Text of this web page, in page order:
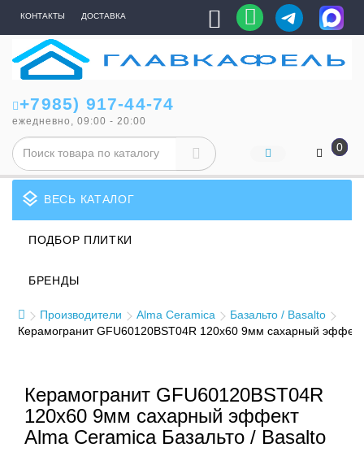
КОНТАКТЫ ДОСТАВКА
+7985) 917-44-74
ежедневно, 09:00 - 20:00
0
layers ВЕСЬ КАТАЛОГ
ПОДБОР ПЛИТКИ
БРЕНДЫ
Производители Alma Ceramica
Базальто / Basalto
Керамогранит GFU60120BST04R 120x60 9мм сахарный
Керамогранит GFU60120BST04R
120x60 9мм сахарный эффект
Alma Ceramica Базальто / Basalto